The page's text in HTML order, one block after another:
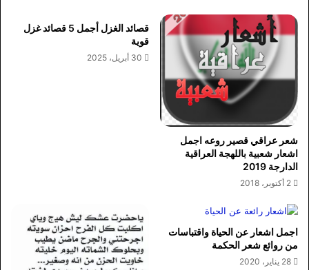
شعر عراقي قصير روعه اجمل
اشعار شعبية باللهجة العراقية
الدارجة 2019
2 أكتوبر، 2018
قصائد الغزل أجمل 5 قصائد غزل
قوية
30 أبريل، 2025
اجمل اشعار عن الحياة واقتباسات
من روائع شعر الحكمة
28 يناير، 2020